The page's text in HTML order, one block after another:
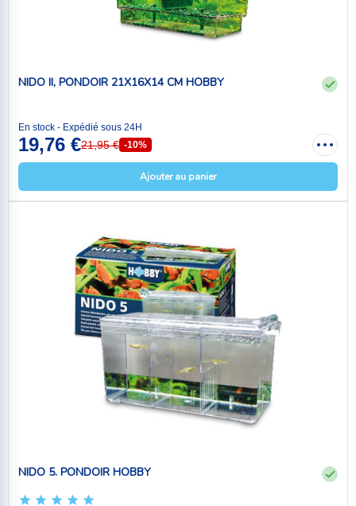
NIDO II, PONDOIR 21X16X14 CM HOBBY
En stock - Expédié sous 24H
19,76 €21,95 € -10%
Ajouter au panier
NIDO 5. PONDOIR HOBBY